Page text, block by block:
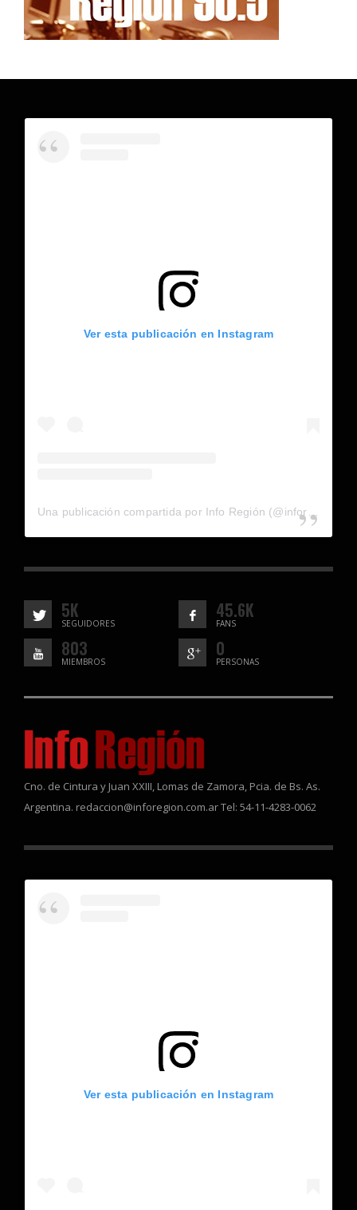
Ver esta publicación en Instagram
5K
SEGUIDORES
45.6K
FANS
803
MIEMBROS
0
PERSONAS
Cno. de Cintura y Juan XXIII, Lomas de Zamora, Pcia. de Bs. As.
Argentina. redaccion@inforegion.com.ar Tel: 54-11-4283-0062
Ver esta publicación en Instagram